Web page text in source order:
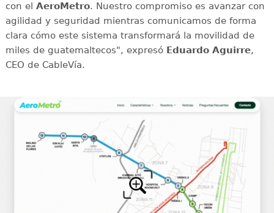
con el AeroMetro. Nuestro compromiso es avanzar con
agilidad y seguridad mientras comunicamos de forma
clara cómo este sistema transformará la movilidad de
miles de guatemaltecos", expresó Eduardo Aguirre,
CEO de CableVía.